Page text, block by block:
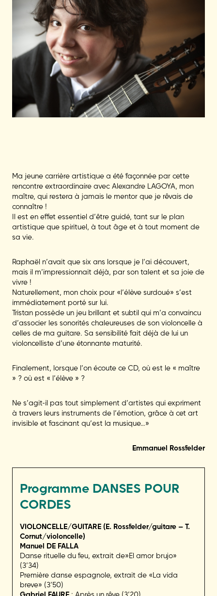
Ma jeune carrière artistique a été façonnée par cette
rencontre extraordinaire avec Alexandre LAGOYA, mon
maître, qui restera à jamais le mentor que je rêvais de
connaître !
Il est en effet essentiel d’être guidé, tant sur le plan
artistique que spirituel, à tout âge et à tout moment de
sa vie.
Raphaël n’avait que six ans lorsque je l’ai découvert,
mais il m’impressionnait déjà, par son talent et sa joie de
vivre !
Naturellement, mon choix pour «l’élève surdoué» s’est
immédiatement porté sur lui.
Tristan possède un jeu brillant et subtil qui m’a convaincu
d’associer les sonorités chaleureuses de son violoncelle à
celles de ma guitare. Sa sensibilité fait déjà de lui un
violoncelliste d’une étonnante maturité.
Finalement, lorsque l’on écoute ce CD, où est le « maître
» ? où est « l’élève » ?
Ne s’agit-il pas tout simplement d’artistes qui expriment
à travers leurs instruments de l’émotion, grâce à cet art
invisible et fascinant qu’est la musique…»
Emmanuel Rossfelder
Programme DANSES POUR
CORDES
VIOLONCELLE/GUITARE (E. Rossfelder/guitare – T.
Cornut/violoncelle)
Manuel DE FALLA
Danse rituelle du feu, extrait de»El amor brujo»
(3’34)
Première danse espagnole, extrait de «La vida
breve» (3’50)
Gabriel FAURE : Après un rêve (3’20)